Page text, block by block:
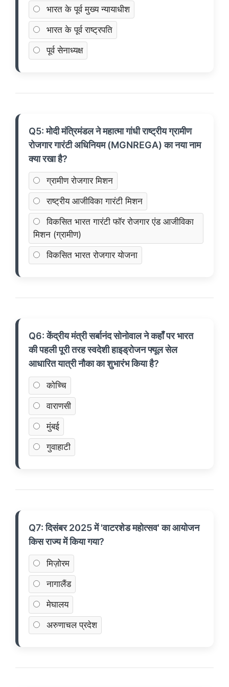
भारत के पूर्व मुख्य न्यायाधीश
भारत के पूर्व राष्ट्रपति
पूर्व सेनाध्यक्ष
Q5: मोदी मंत्रिमंडल ने महात्मा गांधी राष्ट्रीय ग्रामीण
रोजगार गारंटी अधिनियम (MGNREGA) का नया नाम
क्या रखा है?
ग्रामीण रोजगार मिशन
राष्ट्रीय आजीविका गारंटी मिशन
विकसित भारत गारंटी फॉर रोजगार एंड आजीविका
मिशन (ग्रामीण)
विकसित भारत रोजगार योजना
Q6: केंद्रीय मंत्री सर्बानंद सोनोवाल ने कहाँ पर भारत
की पहली पूरी तरह स्वदेशी हाइड्रोजन फ्यूल सेल
आधारित यात्री नौका का शुभारंभ किया है?
कोच्चि
वाराणसी
मुंबई
गुवाहाटी
Q7: दिसंबर 2025 में 'वाटरशेड महोत्सव' का आयोजन
किस राज्य में किया गया?
मिज़ोरम
नागालैंड
मेघालय
अरुणाचल प्रदेश